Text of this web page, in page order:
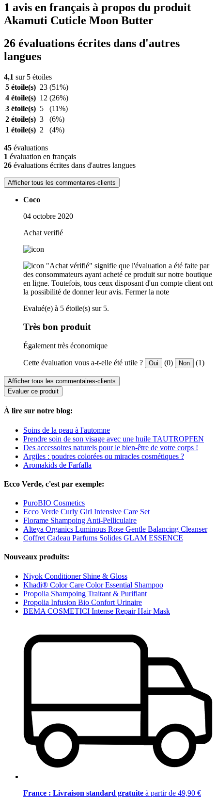
1 avis en français à propos du produit
Akamuti Cuticle Moon Butter
26 évaluations écrites dans d'autres
langues
4,1 sur 5 étoiles
5 étoile(s) 23 (51%)
4 étoile(s) 12 (26%)
3 étoile(s) 5
(11%)
2 étoile(s) 3
(6%)
1 étoile(s) 2 (4%)
45 évaluations
1 évaluation en français
26 évaluations écrites dans d'autres langues
Afficher tous les commentaires-clients
Coco
04 octobre 2020
Achat verifié
"Achat vérifié" signifie que l'évaluation a été faite par
des consommateurs ayant acheté ce produit sur notre boutique
en ligne. Toutefois, tous ceux disposant d'un compte client ont
la possibilité de donner leur avis. Fermer la note
Evalué(e) à 5 étoile(s) sur 5.
Très bon produit
Également très économique
Cette évaluation vous a-t-elle été utile ? Oui (0) Non (1)
Afficher tous les commentaires-clients
Evaluer ce produit
À lire sur notre blog:
Soins de la peau à l'automne
Prendre soin de son visage avec une huile TAUTROPFEN
Des accessoires naturels pour le bien-être de votre corps !
Argiles : poudres colorées ou miracles cosmétiques ?
Aromakids de Farfalla
Ecco Verde, c'est par exemple:
PuroBIO Cosmetics
Ecco Verde Curly Girl Intensive Care Set
Florame Shampoing Anti-Pelliculaire
Alteya Organics Luminous Rose Gentle Balancing Cleanser
Coffret Cadeau Parfums Solides GLAM ESSENCE
Nouveaux produits:
Niyok Conditioner Shine & Gloss
Khadi® Color Care Color Essential Shampoo
Propolia Shampoing Traitant & Purifiant
Propolia Infusion Bio Confort Urinaire
BEMA COSMETICI Intense Repair Hair Mask
France : Livraison standard gratuite à partir de 49,90 €